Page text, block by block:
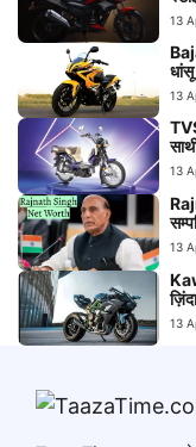
13
13
13
13
13